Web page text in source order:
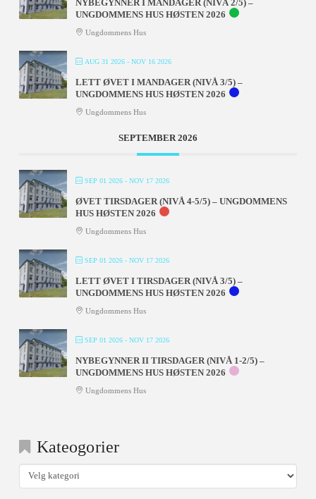
NYBEGYNNER I MANDAGER (NIVÅ 2/5) –
UNGDOMMENS HUS HØSTEN 2026
Ungdommens Hus
AUG 31 2026- NOV 16 2026
LETT ØVET I MANDAGER (NIVÅ 3/5) –
UNGDOMMENS HUS HØSTEN 2026
Ungdommens Hus
SEPTEMBER 2026
SEP 01 2026- NOV 17 2026
ØVET TIRSDAGER (NIVÅ 4-5/5) – UNGDOMMENS
HUS HØSTEN 2026
Ungdommens Hus
SEP 01 2026- NOV 17 2026
LETT ØVET I TIRSDAGER (NIVÅ 3/5) –
UNGDOMMENS HUS HØSTEN 2026
Ungdommens Hus
SEP 01 2026- NOV 17 2026
NYBEGYNNER II TIRSDAGER (NIVÅ 1-2/5) –
UNGDOMMENS HUS HØSTEN 2026
Ungdommens Hus
Kateogorier
Kateogorier